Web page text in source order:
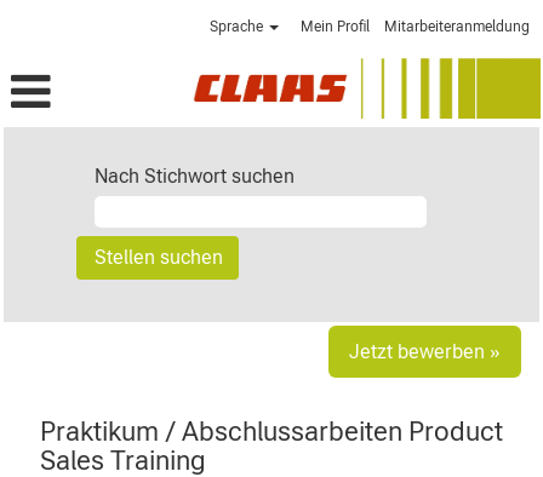
Sprache Mein Profil Mitarbeiteranmeldung
Nach Stichwort suchen
Jetzt bewerben »
Praktikum / Abschlussarbeiten Product
Sales Training